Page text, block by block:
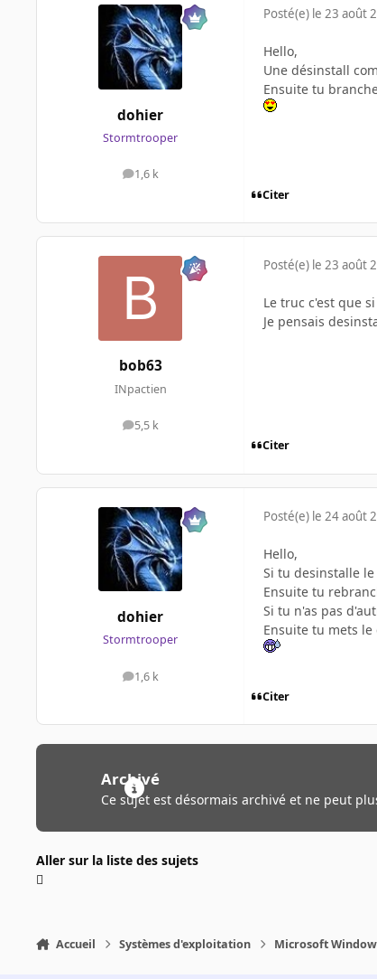
dohier
Stormtrooper
1,6 k
messages
Posté(e) le 23 août
Hello,
Une désinstall
Ensuite tu
Citer
bob63
INpactien
5,5 k
messages
Posté(e) le 23 août
Le truc c'est que
Je pensais
Citer
dohier
Stormtrooper
1,6 k
messages
Posté(e) le 24 août
Hello,
Si tu desinstalle
Ensuite tu
Si tu n'as pas
Ensuite tu mets
Citer
Archivé
Ce sujet est désormais archivé et ne peut
Aller sur la liste des sujets
Accueil Systèmes d'exploitation Microsoft